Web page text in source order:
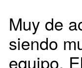
Muy de
siendo
equipo.